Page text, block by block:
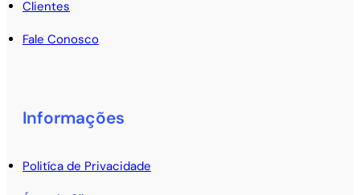
Clientes
Fale Conosco
Informações
Politíca de Privacidade